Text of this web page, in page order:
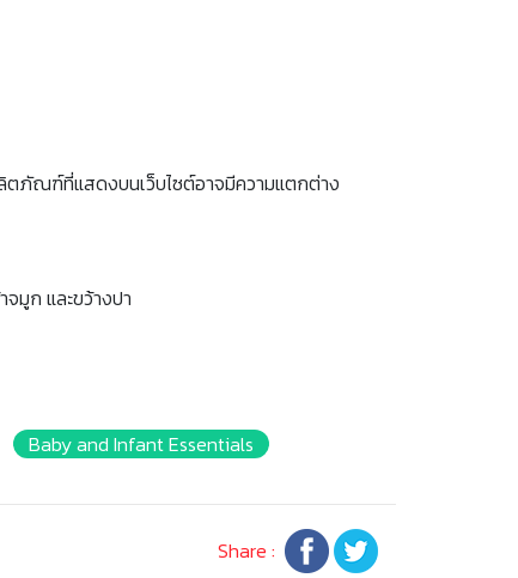
ตภัณฑ์ที่แสดงบนเว็บไซต์อาจมีความแตกต่าง
มูก และขว้างปา
Baby and Infant Essentials
Share :